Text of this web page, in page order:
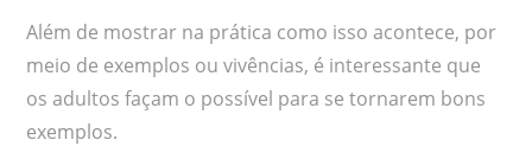
Além de mostrar na prática como isso acontece, por
meio de exemplos ou vivências, é interessante que
os adultos façam o possível para se tornarem bons
exemplos.